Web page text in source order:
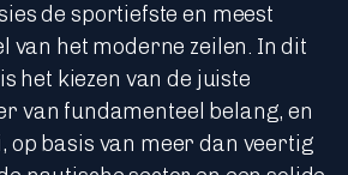
de sportiefste en meest
van het moderne zeilen. In dit
het kiezen van de juiste
van fundamenteel belang, en
op basis van meer dan veertig